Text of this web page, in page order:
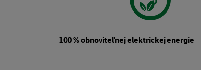
100 % obnoviteľnej elektrickej energie